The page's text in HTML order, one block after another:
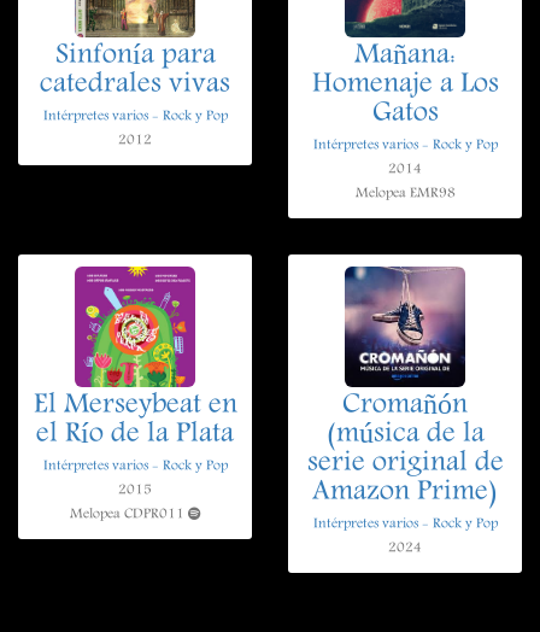
Sinfonía para
catedrales vivas
Intérpretes varios - Rock y Pop
2012
Mañana:
Homenaje a Los
Gatos
Intérpretes varios - Rock y Pop
2014
Melopea EMR98
El Merseybeat en
el Río de la Plata
Intérpretes varios - Rock y Pop
2015
Melopea CDPR011
Cromañón
(música de la
serie original de
Amazon Prime)
Intérpretes varios - Rock y Pop
2024